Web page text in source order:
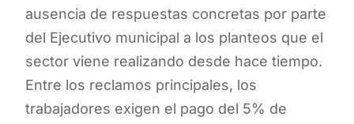
ausencia de respuestas concretas por parte
del Ejecutivo municipal a los planteos que el
sector viene realizando desde hace tiempo.
Entre los reclamos principales, los
trabajadores exigen el pago del 5% de